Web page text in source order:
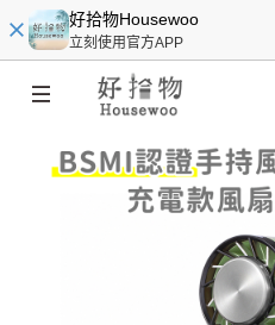
好拾物Housewoo
立刻使用官方APP